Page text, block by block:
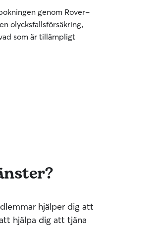
genom Rover-
olycksfallsförsäkring,
som är tillämpligt
hjälper dig att
hjälpa dig att tjäna